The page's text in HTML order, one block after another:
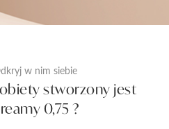
w nim siebie
stworzony jest
0,75 ?